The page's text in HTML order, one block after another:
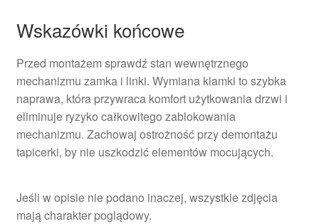
Wskazówki końcowe
Przed montażem sprawdź stan wewnętrznego
mechanizmu zamka i linki. Wymiana klamki to szybka
naprawa, która przywraca komfort użytkowania drzwi i
eliminuje ryzyko całkowitego zablokowania
mechanizmu. Zachowaj ostrożność przy demontażu
tapicerki, by nie uszkodzić elementów mocujących.
Jeśli w opisie nie podano inaczej, wszystkie zdjęcia
mają charakter poglądowy.